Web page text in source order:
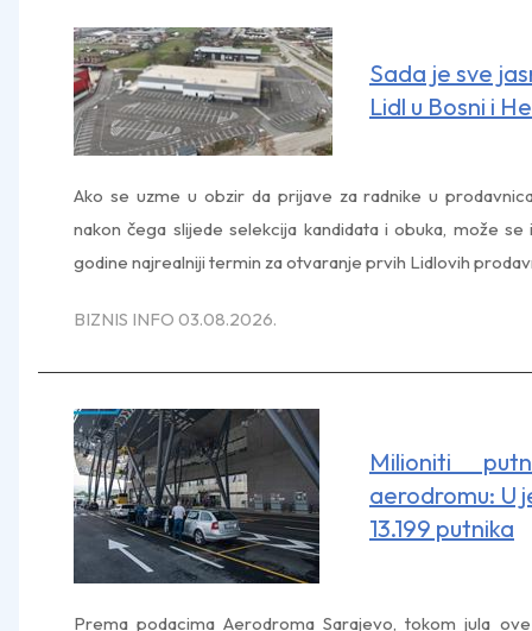
Sada je sve
Lidl u Bosni i
Ako se uzme u obzir da prijave za radnike u
nakon čega slijede selekcija kandidata i obuka, može
godine najrealniji termin za otvaranje prvih Lidlovih
BIZNIS INFO 03.08.2026.
Milioniti
aerodromu: U
13.199 putnika
Prema podacima Aerodroma Sarajevo, tokom jula